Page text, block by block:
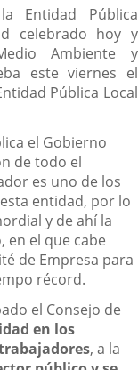
Entidad Pública
celebrado hoy y
Ambiente y
este viernes el
Pública Local
el Gobierno
de todo el
es uno de los
entidad, por lo
y de ahí la
en el que cabe
de Empresa para
récord.
el Consejo de
en los
, a la